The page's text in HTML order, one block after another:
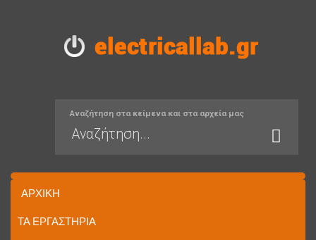
Αναζήτηση στα κείμενα και στα αρχεία μας
ΑΡΧΙΚΉ
ΤΑ ΕΡΓΑΣΤΉΡΙΑ